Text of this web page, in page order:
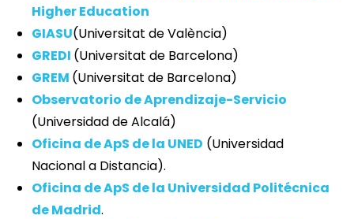
Higher Education
GIASU(Universitat de València)
GREDI (Universitat de Barcelona)
GREM (Universitat de Barcelona)
Observatorio de Aprendizaje-Servicio
(Universidad de Alcalá)
Oficina de ApS de la UNED (Universidad
Nacional a Distancia).
Oficina de ApS de la Universidad Politécnica
de Madrid.